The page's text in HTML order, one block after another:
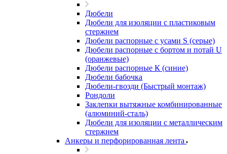
Дюбели
Дюбели для изоляции с пластиковым
стержнем
Дюбели распорные с усами S (серые)
Дюбели распорные c бортом и потай U
(оранжевые)
Дюбели распорные К (синие)
Дюбели бабочка
Дюбели-гвозди (Быстрый монтаж)
Рондоли
Заклепки вытяжные комбинированные
(алюминий-сталь)
Дюбели для изоляции с металлическим
стержнем
Анкеры и перфорированная лента